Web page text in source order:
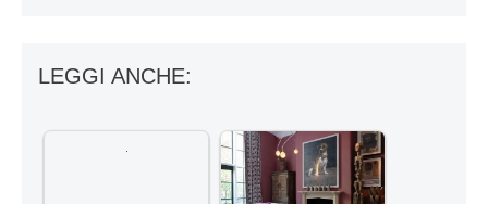
LEGGI ANCHE: